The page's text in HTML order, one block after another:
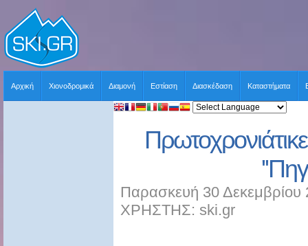
Αρχική Χιονοδρομικά Διαμονή Εστίαση Διασκέδαση Καταστήματα
Παρασκευή 30 Δεκεμβρίου
ΧΡΗΣΤΗΣ: ski.gr